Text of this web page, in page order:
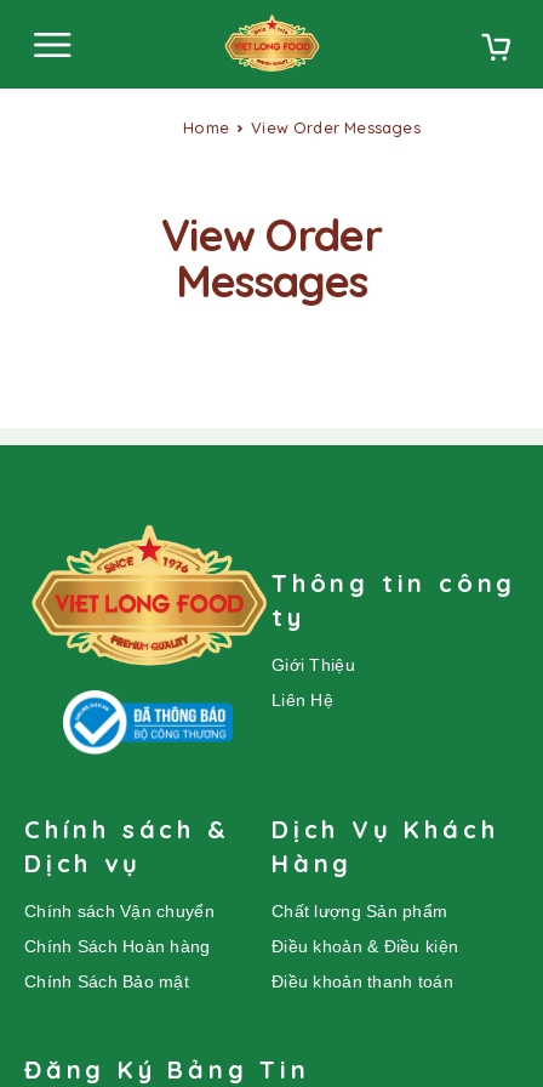
Home View Order Messages
View Order
Messages
Thông tin công
ty
Giới Thiệu
Liên Hệ
Chính sách &
Dịch vụ
Chính sách Vận chuyển
Chính Sách Hoàn hàng
Chính Sách Bảo mật
Dịch Vụ Khách
Hàng
Chất lượng Sản phẩm
Điều khoản & Điều kiện
Điều khoản thanh toán
Đăng Ký Bảng Tin